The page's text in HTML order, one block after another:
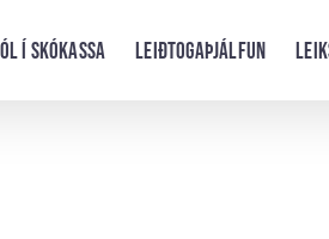
í skókassa Leiðtogaþjálfun